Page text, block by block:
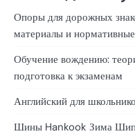
Опоры для дорожных
материалы и
Обучение вождению:
подготовка к экзаменам
Английский для
Шины Hankook Зима